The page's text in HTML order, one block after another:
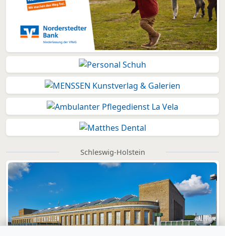
Schleswig-Holstein